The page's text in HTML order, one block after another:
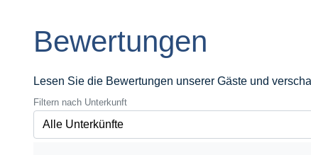
Bewertungen
Lesen Sie die Bewertungen unserer Gäste und
Filtern nach Unterkunft